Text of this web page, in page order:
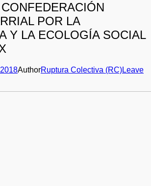
POR LA
Y LA ECOLOGÍA SOCIAL
AuthorRuptura Colectiva (RC)Leave